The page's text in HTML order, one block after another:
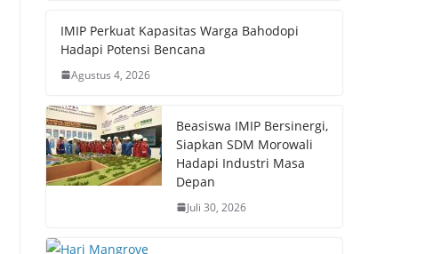
IMIP Perkuat Kapasitas Warga Bahodopi
Hadapi Potensi Bencana
Agustus 4, 2026
Beasiswa IMIP Bersinergi,
Siapkan SDM Morowali
Hadapi Industri Masa
Depan
Juli 30, 2026